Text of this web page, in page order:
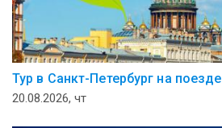
Тур в Санкт-Петербург на поезде
20.08.2026, чт